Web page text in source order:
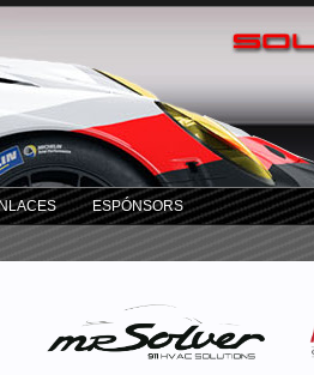
ESPÓNSORS